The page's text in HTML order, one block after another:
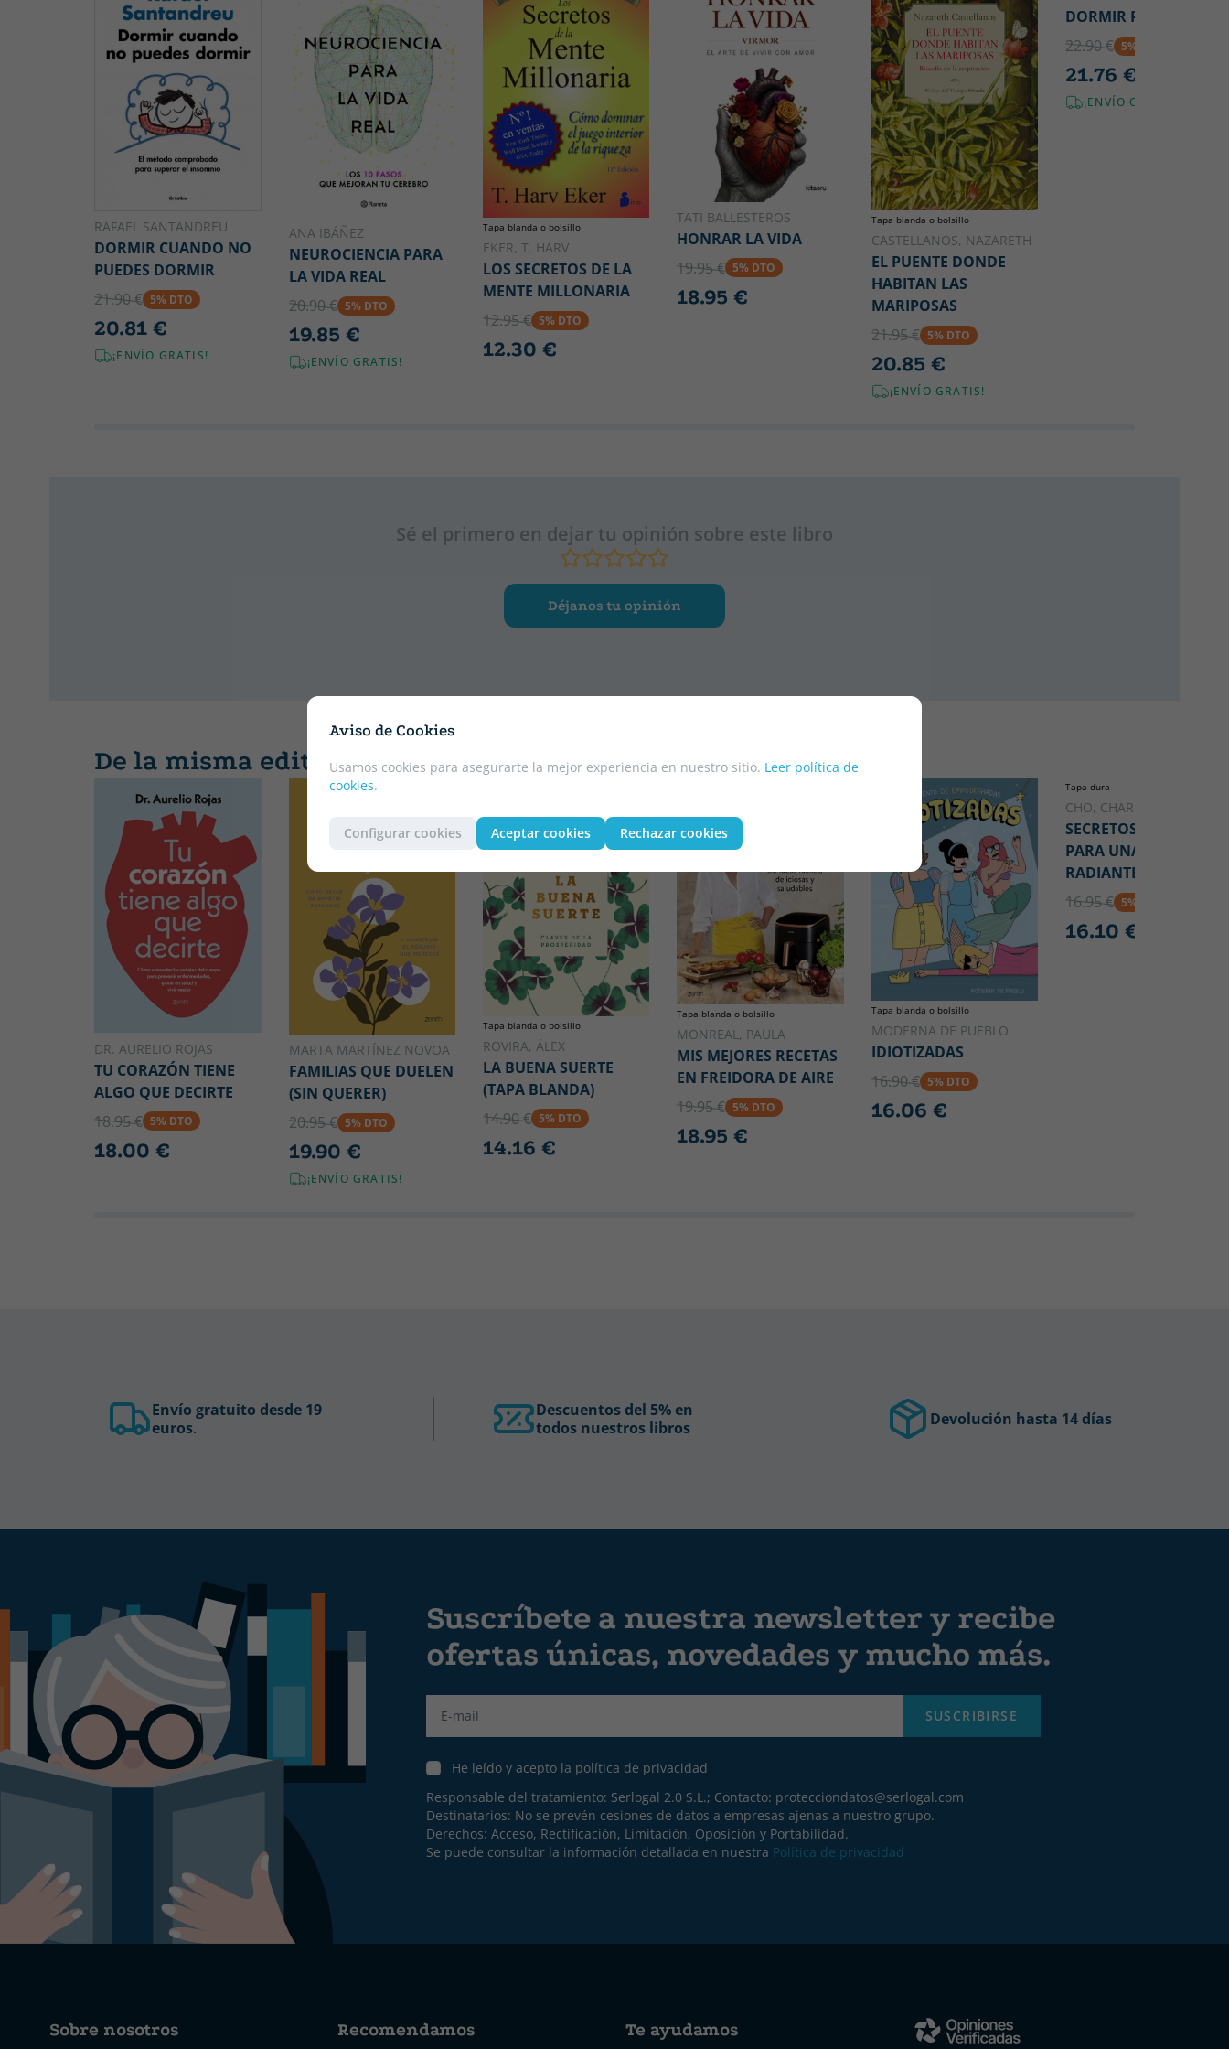
Aviso de Cookies
Usamos cookies para asegurarte la mejor experiencia en nuestro sitio. Leer política de
cookies.
Configurar cookies Aceptar cookies Rechazar cookies
RAFAEL SANTANDREU
DORMIR CUANDO NO
PUEDES DORMIR
21.90 € 5% DTO
20.81 €
¡ENVÍO GRATIS!
ANA IBÁÑEZ
NEUROCIENCIA PARA
LA VIDA REAL
20.90 € 5% DTO
19.85 €
¡ENVÍO GRATIS!
Tapa blanda o bolsillo
EKER, T. HARV
LOS SECRETOS DE LA
MENTE MILLONARIA
12.95 € 5% DTO
12.30 €
TATI BALLESTEROS
HONRAR LA VIDA
19.95 € 5% DTO
18.95 €
Tapa blanda o bolsillo
CASTELLANOS, NAZARETH
EL PUENTE DONDE
HABITAN LAS
MARIPOSAS
21.95 € 5% DTO
20.85 €
¡ENVÍO GRATIS!
DORMIR PARA VIVIR
22.90 € 5% DTO
21.76 €
¡ENVÍO GRATIS!
Sé el primero en dejar tu opinión sobre este libro
Déjanos tu opinión
De la misma editorial
DR. AURELIO ROJAS
TU CORAZÓN TIENE
ALGO QUE DECIRTE
18.95 € 5% DTO
18.00 €
MARTA MARTÍNEZ NOVOA
FAMILIAS QUE DUELEN
(SIN QUERER)
20.95 € 5% DTO
19.90 €
¡ENVÍO GRATIS!
Tapa blanda o bolsillo
ROVIRA, ÁLEX
LA BUENA SUERTE
(TAPA BLANDA)
14.90 € 5% DTO
14.16 €
Tapa blanda o bolsillo
MONREAL, PAULA
MIS MEJORES RECETAS
EN FREIDORA DE AIRE
19.95 € 5% DTO
18.95 €
Tapa blanda o bolsillo
MODERNA DE PUEBLO
IDIOTIZADAS
16.90 € 5% DTO
16.06 €
Tapa dura
CHO, CHARLOTTE
SECRETOS COREANOS
PARA UNA PIEL
RADIANTE
16.95 € 5% DTO
16.10 €
Envío gratuito desde 19
euros.
Descuentos del 5% en
todos nuestros libros
Devolución hasta 14 días
Suscríbete a nuestra newsletter y recibe
ofertas únicas, novedades y mucho más.
SUSCRIBIRSE
He leído y acepto la política de privacidad
Responsable del tratamiento: Serlogal 2.0 S.L.; Contacto: protecciondatos@serlogal.com
Destinatarios: No se prevén cesiones de datos a empresas ajenas a nuestro grupo.
Derechos: Acceso, Rectificación, Limitación, Oposición y Portabilidad.
Se puede consultar la información detallada en nuestra Política de privacidad
Sobre nosotros Recomendamos Te ayudamos